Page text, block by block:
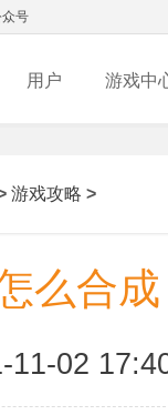
号
用户 游戏中
游戏攻略 >
么合
11-02